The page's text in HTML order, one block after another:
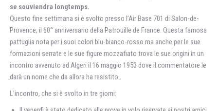
se souviendra longtemps.
Questo fine settimana si è svolto presso l’Air Base 701 di Salon-de-
Provence, il 60° anniversario della Patrouille de France. Questa famosa
pattuglia nota per i suoi colori blu-bianco-rosso ma anche per le sue
formazioni serrate e le sue figure mozzafiato trova le sue origini in un
incontro avvenuto ad Algeri il 16 maggio 1953 dove il commentatore le
darà un nome che da allora ha resistito .
L’incontro, che si è svolto in tre giorni: